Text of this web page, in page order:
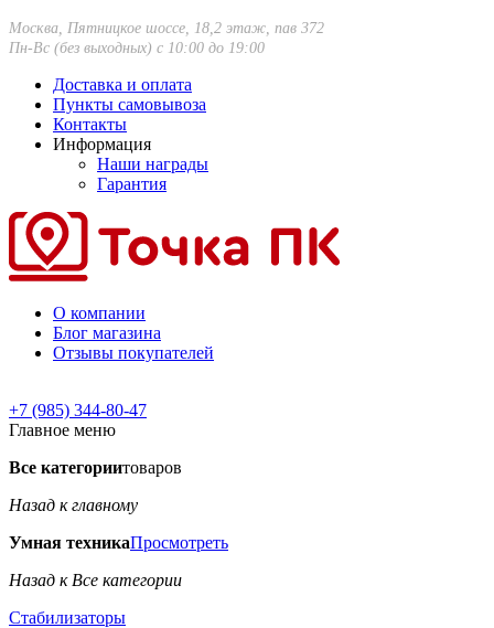
Москва, Пятницкое шоссе, 18,2 этаж, пав 372
Пн-Вс (без выходных) с 10:00 до 19:00
Доставка и оплата
Пункты самовывоза
Контакты
Информация
Наши награды
Гарантия
О компании
Блог магазина
Отзывы покупателей
+7 (985) 344-80-47
Главное меню
Все категориитоваров
Назад к главному
Умная техникаПросмотреть
Назад к Все категории
Стабилизаторы